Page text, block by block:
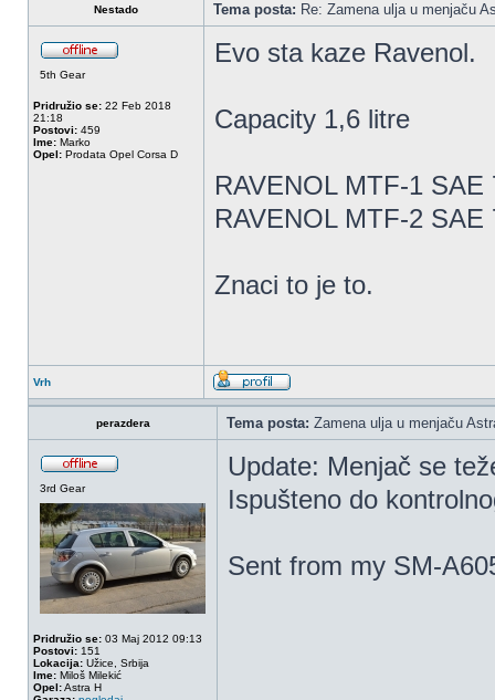
Nestado Tema posta: Re: Zamena ulja u menjaču
5th Gear
Pridružio se: 22 Feb 2018
21:18
Postovi: 459
Ime: Marko
Opel: Prodata Opel Corsa D
Evo sta kaze Ravenol.
Capacity 1,6 litre
RAVENOL MTF-1
RAVENOL MTF-2 SAE
Znaci to je to.
Vrh
perazdera Tema posta: Zamena ulja u menjaču
3rd Gear
Pridružio se: 03 Maj 2012 09:13
Postovi: 151
Lokacija: Užice, Srbija
Ime: Miloš Milekić
Opel:Astra H
Update: Menjač se
Ispušteno do
Sent from my SM-